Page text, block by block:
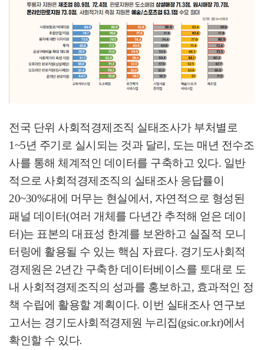
전국 단위 사회적경제조직 실태조사가 부처별로
1~5년 주기로 실시되는 것과 달리 , 도는 매년 전수조
사를 통해 체계적인 데이터를 구축하고 있다. 일반
적으로 사회적경제조직의 실태조사 응답률이
20~30%대에 머무는 현실에서 , 자연적으로 형성된
패널 데이터(여러 개체를 다년간 추적해 얻은 데이
터)는 표본의 대표성 한계를 보완하고 실질적 모니
터링에 활용될 수 있는 핵심 자료다. 경기도사회적
경제원은 2년간 구축한 데이터베이스를 토대로 도
내 사회적경제조직의 성과를 홍보하고, 효과적인 정
책 수립에 활용할 계획이다. 이번 실태조사 연구보
고서는 경기도사회적경제원 누리집(gsic.or.kr)에서
확인할 수 있다.